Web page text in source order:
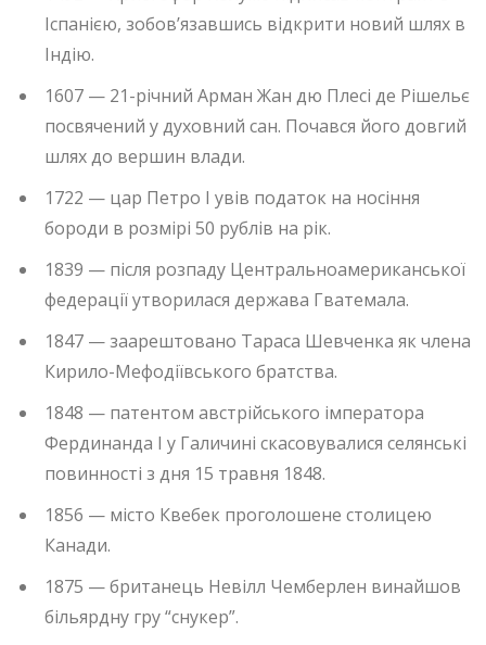
Іспанією, зобов’язавшись відкрити новий шлях в
Індію.
1607 — 21-річний Арман Жан дю Плесі де Рішельє
посвячений у духовний сан. Почався його довгий
шлях до вершин влади.
1722 — цар Петро I увів податок на носіння
бороди в розмірі 50 рублів на рік.
1839 — після розпаду Центральноамериканської
федерації утворилася держава Гватемала.
1847 — заарештовано Тараса Шевченка як члена
Кирило-Мефодіївського братства.
1848 — патентом австрійського імператора
Фердинанда I у Галичині скасовувалися селянські
повинності з дня 15 травня 1848.
1856 — місто Квебек проголошене столицею
Канади.
1875 — британець Невілл Чемберлен винайшов
більярдну гру “снукер”.